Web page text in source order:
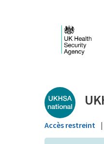
Public
Accès restreint |